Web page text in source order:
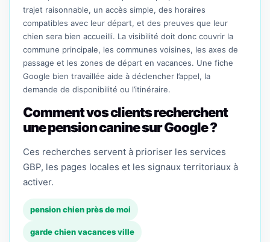
trajet raisonnable, un accès simple, des horaires
compatibles avec leur départ, et des preuves que leur
chien sera bien accueilli. La visibilité doit donc couvrir la
commune principale, les communes voisines, les axes de
passage et les zones de départ en vacances. Une fiche
Google bien travaillée aide à déclencher l’appel, la
demande de disponibilité ou l’itinéraire.
Comment vos clients recherchent
une pension canine sur Google ?
Ces recherches servent à prioriser les services
GBP, les pages locales et les signaux territoriaux à
activer.
pension chien près de moi
garde chien vacances ville